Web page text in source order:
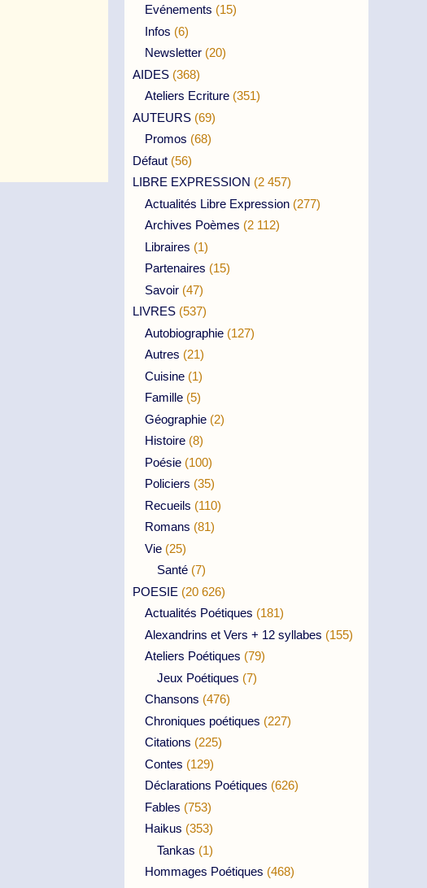
Evénements (15)
Infos (6)
Newsletter (20)
AIDES (368)
Ateliers Ecriture (351)
AUTEURS (69)
Promos (68)
Défaut (56)
LIBRE EXPRESSION (2 457)
Actualités Libre Expression (277)
Archives Poèmes (2 112)
Libraires (1)
Partenaires (15)
Savoir (47)
LIVRES (537)
Autobiographie (127)
Autres (21)
Cuisine (1)
Famille (5)
Géographie (2)
Histoire (8)
Poésie (100)
Policiers (35)
Recueils (110)
Romans (81)
Vie (25)
Santé (7)
POESIE (20 626)
Actualités Poétiques (181)
Alexandrins et Vers + 12 syllabes (155)
Ateliers Poétiques (79)
Jeux Poétiques (7)
Chansons (476)
Chroniques poétiques (227)
Citations (225)
Contes (129)
Déclarations Poétiques (626)
Fables (753)
Haikus (353)
Tankas (1)
Hommages Poétiques (468)